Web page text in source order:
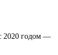
2020 годом —